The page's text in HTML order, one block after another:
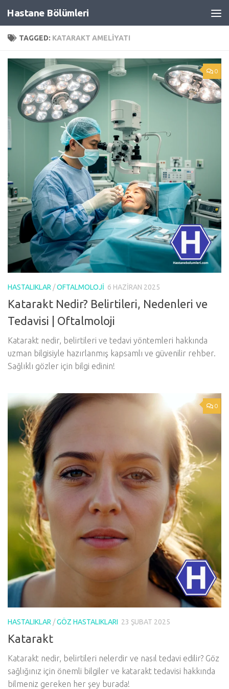
Skip to content
Hastane Bölümleri
TAGGED: KATARAKT AMELIYATI
0
HASTALIKLAR /OFTALMOLOJI 6 HAZIRAN 2025
Katarakt Nedir? Belirtileri, Nedenleri ve
Tedavisi | Oftalmoloji
Katarakt nedir, belirtileri ve tedavi yöntemleri hakkında
uzman bilgisiyle hazırlanmış kapsamlı ve güvenilir rehber.
Sağlıklı gözler için bilgi edinin!
0
HASTALIKLAR /GÖZ HASTALIKLARI 23 ŞUBAT 2025
Katarakt
Katarakt nedir, belirtileri nelerdir ve nasıl tedavi edilir? Göz
sağlığınız için önemli bilgiler ve katarakt tedavisi hakkında
bilmeniz gereken her şey burada!